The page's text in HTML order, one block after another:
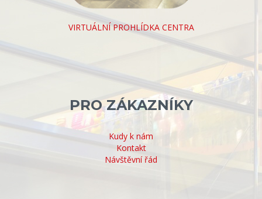
VIRTUÁLNÍ PROHLÍDKA CENTRA
PRO ZÁKAZNÍKY
Kudy k nám
Kontakt
Návštěvní řád